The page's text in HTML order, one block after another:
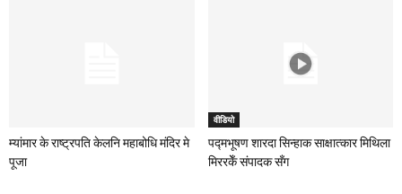
म्यांमार के राष्ट्रपति केलनि महाबोधि मंदिर मे
पूजा
वीडियो
पद्मभूषण शारदा सिन्हाक साक्षात्कार मिथिला
मिररकेँ संपादक सँग